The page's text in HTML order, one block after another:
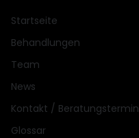
Startseite
Behandlungen
Team
News
Kontakt / Beratungstermin
Glossar